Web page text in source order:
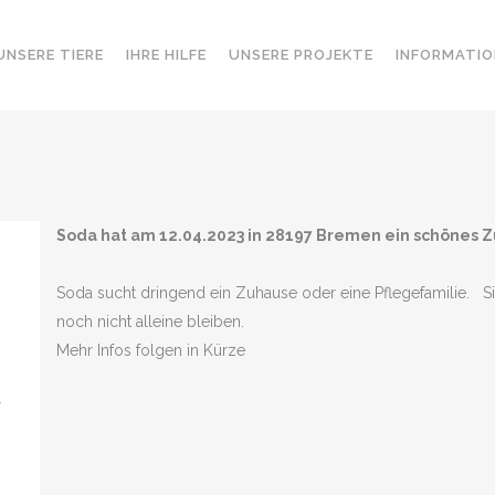
TIERE IHRE HILFE UNSERE PROJEKTE
Soda hat am 12.04.2023 in 28197 Bremen ein schönes
Soda sucht dringend ein Zuhause oder eine Pflegefamilie.
noch nicht alleine bleiben.
Mehr Infos folgen in Kürze